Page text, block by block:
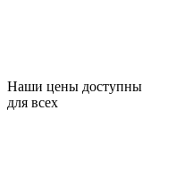
Наши цены доступны
для всех